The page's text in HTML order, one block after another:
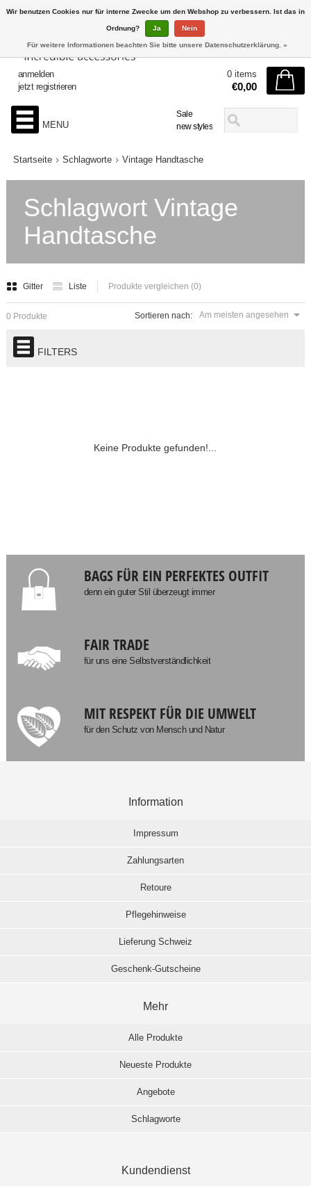
Sale
new styles
anmelden
jetzt registrieren
0 items
€0,00
MENU
Startseite Schlagworte Vintage Handtasche
Schlagwort Vintage
Handtasche
Gitter Liste Produkte vergleichen (0)
Sortieren nach: Am meisten angesehen
0 Produkte
FILTERS
Keine Produkte gefunden!...
BAGS FÜR EIN PERFEKTES OUTFIT
denn ein guter Stil überzeugt immer
FAIR TRADE
für uns eine Selbstverständlichkeit
MIT RESPEKT FÜR DIE UMWELT
für den Schutz von Mensch und Natur
Information
Impressum
Zahlungsarten
Retoure
Pflegehinweise
Lieferung Schweiz
Geschenk-Gutscheine
Mehr
Alle Produkte
Neueste Produkte
Angebote
Schlagworte
Kundendienst
Wir benutzen Cookies nur für interne Zwecke um den Webshop zu verbessern. Ist das in
Ordnung? Ja Nein
Für weitere Informationen beachten Sie bitte unsere Datenschutzerklärung. »